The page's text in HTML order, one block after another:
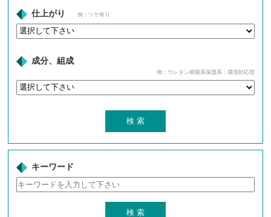
仕上がり 例：ツヤ有り
成分、組成
例：ウレタン樹脂系保護系：環境対応型
キーワード